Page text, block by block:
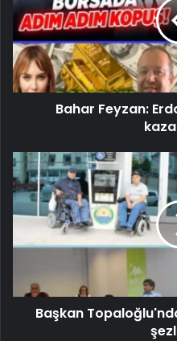
Bahar Feyzan:
Başkan